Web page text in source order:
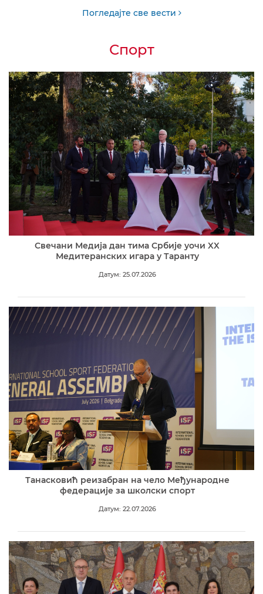
Погледајте све вести
Спорт
Свечани Медија дан тима Србије уочи XX
Медитеранских игара у Таранту
Датум: 25.07.2026
Танасковић реизабран на чело Међународне
федерације за школски спорт
Датум: 22.07.2026